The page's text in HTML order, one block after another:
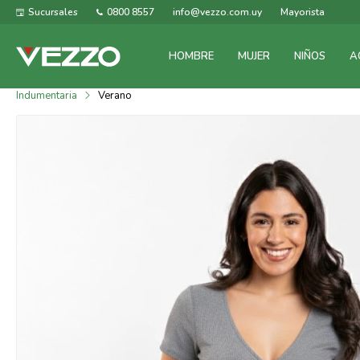
HOMBRE MUJER NIÑOS
Sucursales 0800 8557 info@vezzo.com.uy Mayorista
Indumentaria Verano